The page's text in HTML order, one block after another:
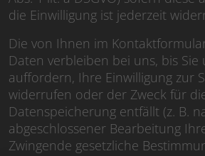
die Einwilligung ist jederzeit
Die von Ihnen im
Daten verbleiben bei uns, bis Sie
auffordern, Ihre Einwilligung zur
widerrufen oder der Zweck für
Datenspeicherung entfällt (z. B.
abgeschlossener Bearbeitung
Zwingende gesetzliche